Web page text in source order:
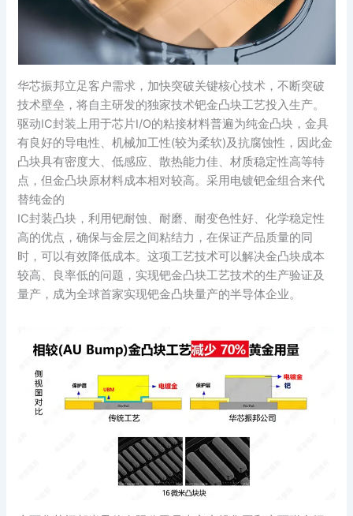
华芯振邦立足客户需求，加快突破关键核心技术，不断突破
技术壁垒，将自主研发的独家技术钯金凸块工艺投入生产。
驱动IC封装上用于芯片I/O的粘接材料普遍为纯金凸块，金具
有良好的导电性、机械加工性(较为柔软)及抗腐蚀性，因此金
凸块具有密度大、低感应、散热能力佳、材质稳定性高等特
点，但金凸块原材料成本相对较高。采用电镀钯金组合来代
替纯金的
IC封装凸块，利用钯耐蚀、耐磨、耐变色性好、化学稳定性
高的优点，确保与金层之间粘结力，在保证产品质量的同
时，可以有效降低成本。这项工艺技术可以解决金凸块成本
较高、良率低的问题，实现钯金凸块工艺技术的生产验证及
量产，成为全球首家实现钯金凸块量产的半导体企业。